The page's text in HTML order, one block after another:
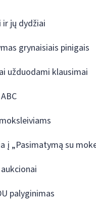
ir jų dydžiai
grynaisiais pinigais
užduodami klausimai
į „Pasimatymą su
palyginimas